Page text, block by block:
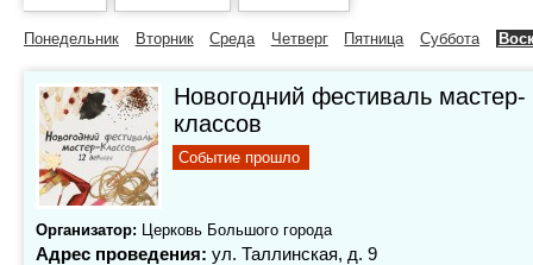
Понедельник Вторник Среда Четверг Пятница Суббота
Новогодний фестиваль мастер-
классов
Событие прошло
Организатор: Церковь Большого города
Адрес проведения: ул. Таллинская, д. 9